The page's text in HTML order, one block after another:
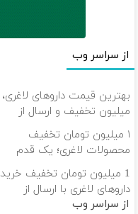
از سراسر وب
میلیون تخفیف و ارسال از
داروخانه‌
۱ میلیون تومان تخفیف
محصولات لاغری؛ یک قدم
نزدیک‌تر به شروع کاهش وزن
1 میلیون تومان تخفیف خرید
داروهای لاغری با ارسال از
داروخانه و پک یخ!
از سراسر وب